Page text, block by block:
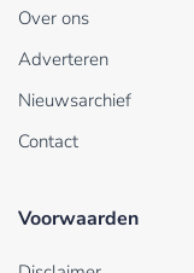
Over ons
Adverteren
Nieuwsarchief
Contact
Voorwaarden